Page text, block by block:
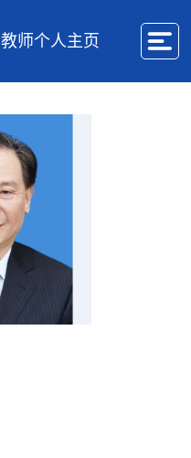
教师个人主页